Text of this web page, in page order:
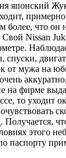
Жук
более, что он
Nissan
от мужа на
на фирме
то уходит
этого
паспорту